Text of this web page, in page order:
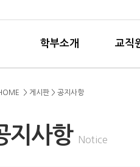
학부소개 교직
지사항 Notice
> 게시판 > 공지사항